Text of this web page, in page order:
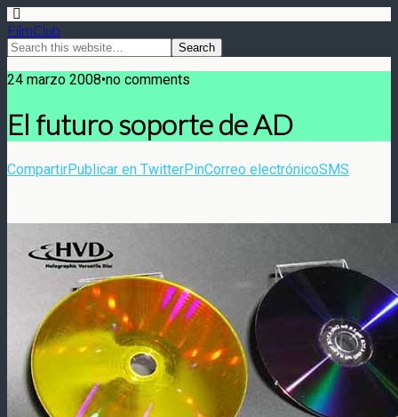
FilmClub
24 marzo 2008•no comments
El futuro soporte de AD
CompartirPublicar en TwitterPinCorreo electrónicoSMS